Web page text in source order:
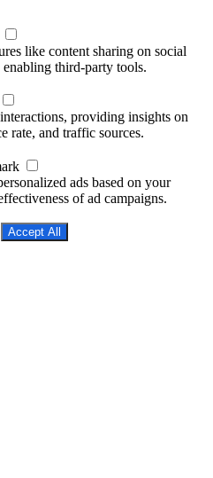
like content sharing on social
third-party tools.
providing insights on
rate, and traffic sources.
ads based on your
of ad campaigns.
Accept All